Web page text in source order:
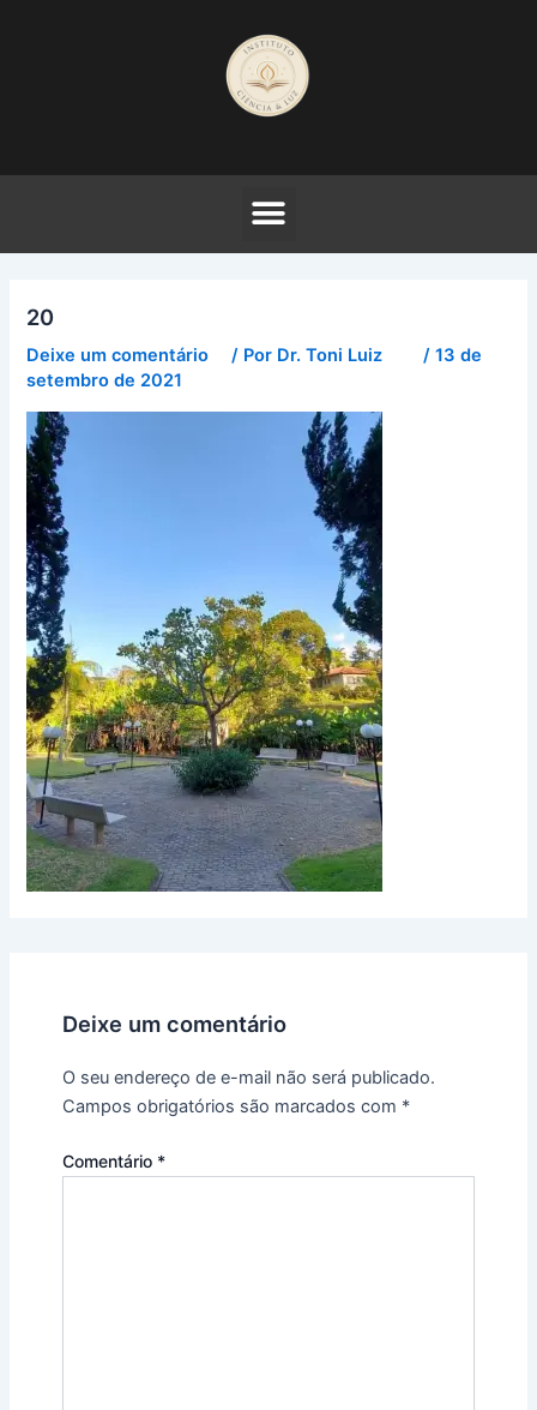
20
Deixe um comentário / Por Dr. Toni Luiz /13 de
setembro de 2021
Deixe um comentário
O seu endereço de e-mail não será publicado.
Campos obrigatórios são marcados com *
Comentário *